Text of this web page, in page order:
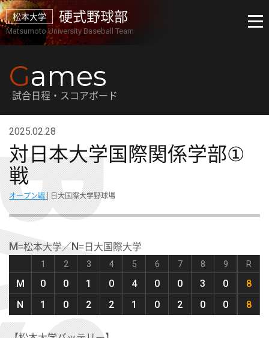
松本大学 硬式野球部
Matsumoto University Baseball Team
Games
試合日程・スコアボード
2025.02.28
対日本大学国際関係学部①
戦
オープン戦| 日大国際大学野球場
M=松本大学／N=日大国際大学
M
N
1
0
1
2
0
0
3
1
2
4
0
2
5
4
1
6
0
0
7
0
2
8
3
0
9
0
0
R
8
8